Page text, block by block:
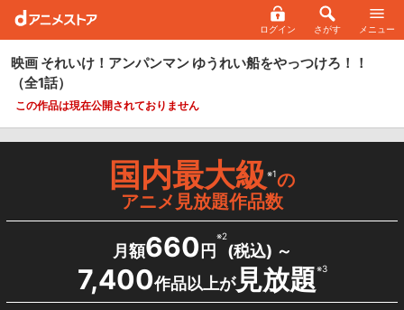
ログイン さがす メニュー
映画 それいけ！アンパンマン ゆうれい船をやっつけろ！！
（全1話）
この作品は現在公開されておりません
国内最大級※1の
アニメ見放題作品数
月額660 円
※2
(税込) ～
7,400作品以上が見放題※3